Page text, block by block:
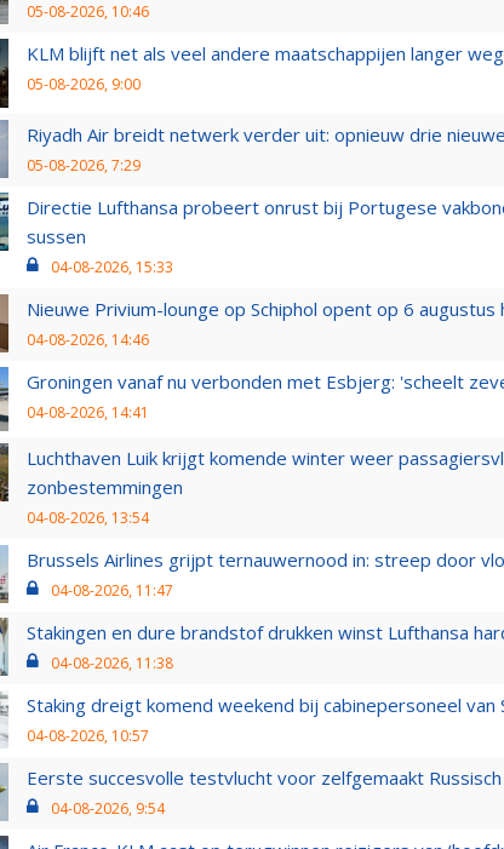
05-08-2026, 10:46
KLM blijft net als veel andere maatschappijen langer
05-08-2026, 9:00
Riyadh Air breidt netwerk verder uit: opnieuw drie
05-08-2026, 7:29
Directie Lufthansa probeert onrust bij Portugese
sussen
04-08-2026, 15:33
Nieuwe Privium-lounge op Schiphol opent op 6 augustus
04-08-2026, 14:46
Groningen vanaf nu verbonden met Esbjerg: 'scheelt
04-08-2026, 14:41
Luchthaven Luik krijgt komende winter weer
zonbestemmingen
04-08-2026, 13:54
Brussels Airlines grijpt ternauwernood in: streep door
04-08-2026, 11:47
Stakingen en dure brandstof drukken winst Lufthansa
04-08-2026, 11:38
Staking dreigt komend weekend bij cabinepersoneel van
04-08-2026, 10:57
Eerste succesvolle testvlucht voor zelfgemaakt
04-08-2026, 9:54